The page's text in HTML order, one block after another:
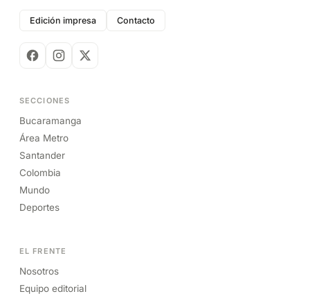
Edición impresa Contacto
SECCIONES
Bucaramanga
Área Metro
Santander
Colombia
Mundo
Deportes
EL FRENTE
Nosotros
Equipo editorial